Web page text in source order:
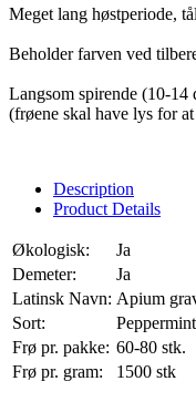
Meget lang høstperiode,
Beholder farven ved
Langsom spirende (10-14
(frøene skal have lys for
Description
Product Details
Økologisk:
Ja
Demeter:
Ja
Latinsk Navn: Apium
Sort:
Frø pr. pakke: 60-80 stk.
Frø pr. gram:
1500 stk